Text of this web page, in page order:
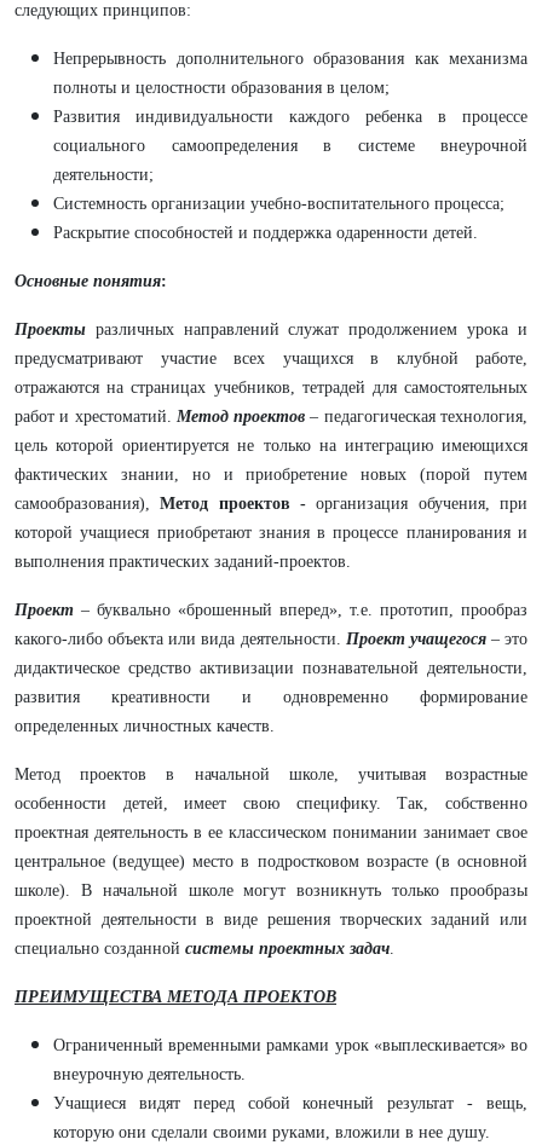
следующих принципов:
Непрерывность дополнительного образования как механизма
полноты и целостности образования в целом;
Развития индивидуальности каждого ребенка в процессе
социального самоопределения в системе внеурочной
деятельности;
Системность организации учебно-воспитательного процесса;
Раскрытие способностей и поддержка одаренности детей.
Основные понятия:
Проекты различных направлений служат продолжением урока и
предусматривают участие всех учащихся в клубной работе,
отражаются на страницах учебников, тетрадей для самостоятельных
работ и хрестоматий. Метод проектов – педагогическая технология,
цель которой ориентируется не только на интеграцию имеющихся
фактических знании, но и приобретение новых (порой путем
самообразования),
Метод проектов -организация обучения, при
которой учащиеся приобретают знания в процессе планирования и
выполнения практических заданий-проектов.
Проект – буквально «брошенный вперед», т.е. прототип, прообраз
какого-либо объекта или вида деятельности. Проект учащегося– это
дидактическое средство активизации познавательной деятельности,
развития креативности и одновременно формирование
определенных личностных качеств.
Метод проектов в начальной школе, учитывая возрастные
особенности детей, имеет свою специфику. Так, собственно
проектная деятельность в ее классическом понимании занимает свое
центральное (ведущее) место в подростковом возрасте (в основной
школе). В начальной школе могут возникнуть только прообразы
проектной деятельности в виде решения творческих заданий или
специально созданной системы проектных задач.
ПРЕИМУЩЕСТВА МЕТОДА ПРОЕКТОВ
Ограниченный временными рамками урок «выплескивается» во
внеурочную деятельность.
Учащиеся видят перед собой конечный результат - вещь,
которую они сделали своими руками, вложили в нее душу.